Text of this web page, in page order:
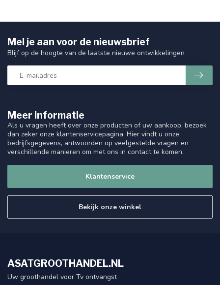
Meer informatie
Als u vragen heeft over onze producten of uw aankoop, bezoek
dan zeker onze klantenservicepagina. Hier vindt u onze
bedrijfsgegevens, antwoorden op veelgestelde vragen en
verschillende manieren om met ons in contact te komen.
Klantenservice
Bekijk onze winkel
Mel je aan voor de nieuwsbrief
Blijf op de hoogte van de laatste nieuwe ontwikkelingen
ASATGROOTHANDEL.NL
Uw groothandel voor Tv ontvangst